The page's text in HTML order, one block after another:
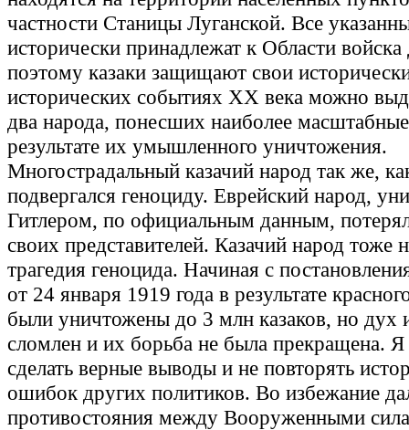
частности Станицы Луганской. Все
исторически принадлежат к Области
поэтому казаки защищают свои
исторических событиях ХХ века можно
два народа, понесших наиболее
результате их умышленного уничтожения.
Многострадальный казачий народ так же,
подвергался геноциду. Еврейский народ,
Гитлером, по официальным данным,
своих представителей. Казачий народ тоже
трагедия геноцида. Начиная с
от 24 января 1919 года в результате
были уничтожены до 3 млн казаков, но дух
сломлен и их борьба не была прекращена.
сделать верные выводы и не повторять
ошибок других политиков. Во избежание
противостояния между Вооруженными